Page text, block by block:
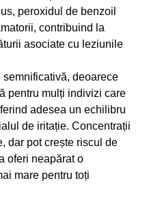
peroxidul de benzoil
contribuind la
asociate cu leziunile
deoarece
pentru mulți indivizi care
adesea un echilibru
de iritație. Concentrații
dar pot crește riscul de
oferi neapărat o
mare pentru toți